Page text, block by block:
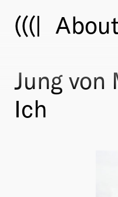
(((| About
Jung
Ich